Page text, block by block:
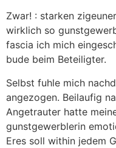
Zwar! : starken
wirklich so
fascia ich mich
bude beim Beteiligter.
Selbst fuhle mich
angezogen. Beilaufig
Angetrauter hatte
gunstgewerblerin
Eres soll within jedem